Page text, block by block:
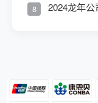
8 2024龙年公